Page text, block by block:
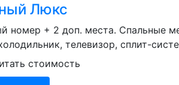
Люкс
номер + 2 доп. места. Спальные
телевизор, сплит-
стоимость